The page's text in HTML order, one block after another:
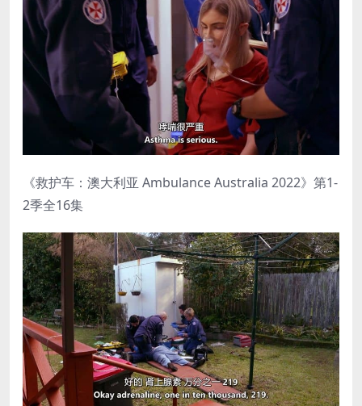
《救护车：澳大利亚 Ambulance Australia 2022》第1-
2季全16集